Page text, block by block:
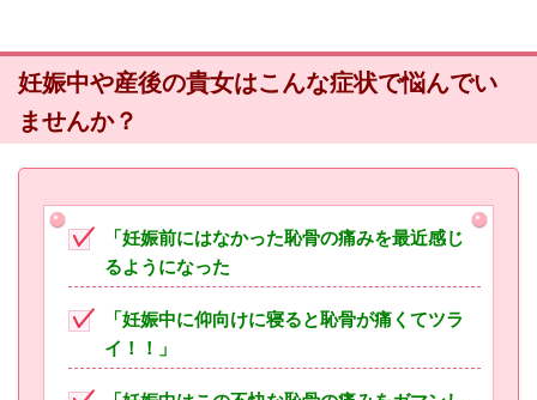
妊娠中や産後の貴女はこんな症状で悩んでい
ませんか？
「妊娠前にはなかった恥骨の痛みを最近感じ
るようになった
「妊娠中に仰向けに寝ると恥骨が痛くてツラ
イ！！」